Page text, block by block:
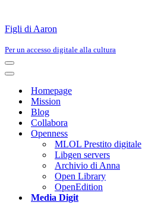
Figli di Aaron
Per un accesso digitale alla cultura
Menu
di
Menu
navigazioneHomepage
Mission
Blog
Collabora
Openness
MLOL Prestito digitale
Libgen servers
Archivio di Anna
Open Library
OpenEdition
Media Digit